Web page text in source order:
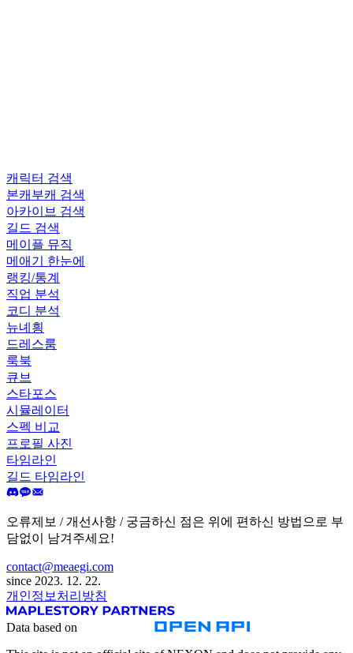
캐릭터 검색
본캐부캐 검색
아카이브 검색
길드 검색
메이플 뮤직
메애기 한눈에
랭킹/통계
직업 분석
코디 분석
뉴녜힁
드레스룸
룩북
큐브
스타포스
시뮬레이터
스펙 비교
프로필 사진
타임라인
길드 타임라인
오류제보 / 개선사항 / 궁금하신 점은 위에 편하신 방법으로 부
담없이 남겨주세요!
contact@meaegi.com
since 2023. 12. 22.
개인정보처리방침
Data based on